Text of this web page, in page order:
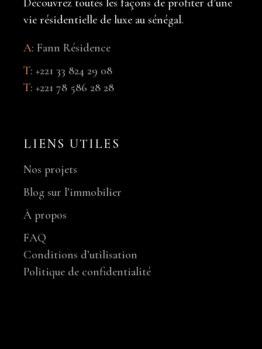
Découvrez toutes les façons de profiter d’une
vie résidentielle de luxe au sénégal.
A:Fann Résidence
T:+221 33 824 29 08
T:+221 78 586 28 28
LIENS UTILES
Nos projets
Blog sur l’immobilier
À propos
FAQ
Conditions d’utilisation
Politique de confidentialité